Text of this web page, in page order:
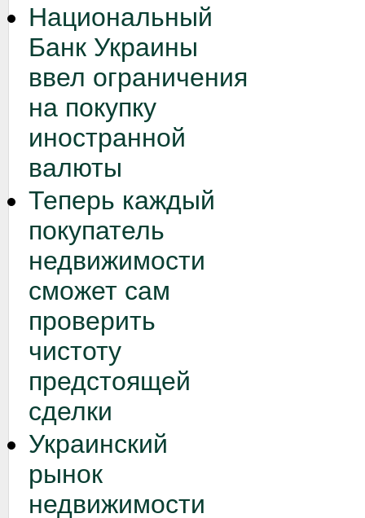
Национальный
Банк Украины
ввел ограничения
на покупку
иностранной
валюты
Теперь каждый
покупатель
недвижимости
сможет сам
проверить
чистоту
предстоящей
сделки
Украинский
рынок
недвижимости